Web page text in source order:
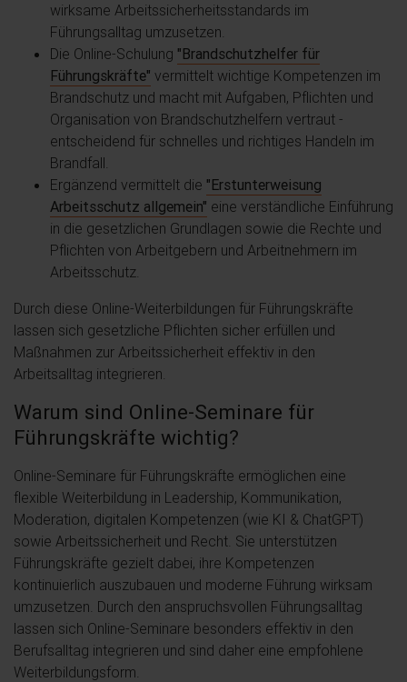
wirksame Arbeitssicherheitsstandards im
Führungsalltag umzusetzen.
Die Online-Schulung "Brandschutzhelfer für
Führungskräfte" vermittelt wichtige Kompetenzen im
Brandschutz und macht mit Aufgaben, Pflichten und
Organisation von Brandschutzhelfern vertraut -
entscheidend für schnelles und richtiges Handeln im
Brandfall.
Ergänzend vermittelt die "Erstunterweisung
Arbeitsschutz allgemein" eine verständliche Einführung
in die gesetzlichen Grundlagen sowie die Rechte und
Pflichten von Arbeitgebern und Arbeitnehmern im
Arbeitsschutz.
Durch diese Online-Weiterbildungen für Führungskräfte
lassen sich gesetzliche Pflichten sicher erfüllen und
Maßnahmen zur Arbeitssicherheit effektiv in den
Arbeitsalltag integrieren.
Warum sind Online-Seminare für
Führungskräfte wichtig?
Online-Seminare für Führungskräfte ermöglichen eine
flexible Weiterbildung in Leadership, Kommunikation,
Moderation, digitalen Kompetenzen (wie KI & ChatGPT)
sowie Arbeitssicherheit und Recht. Sie unterstützen
Führungskräfte gezielt dabei, ihre Kompetenzen
kontinuierlich auszubauen und moderne Führung wirksam
umzusetzen. Durch den anspruchsvollen Führungsalltag
lassen sich Online-Seminare besonders effektiv in den
Berufsalltag integrieren und sind daher eine empfohlene
Weiterbildungsform.